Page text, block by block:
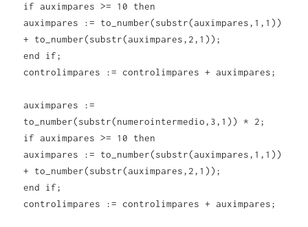
if auximpares >= 10 then
auximpares := to_number(substr(auximpares,1,1))
+ to_number(substr(auximpares,2,1));
end if;
controlimpares := controlimpares + auximpares;
auximpares :=
to_number(substr(numerointermedio,3,1)) * 2;
if auximpares >= 10 then
auximpares := to_number(substr(auximpares,1,1))
+ to_number(substr(auximpares,2,1));
end if;
controlimpares := controlimpares + auximpares;